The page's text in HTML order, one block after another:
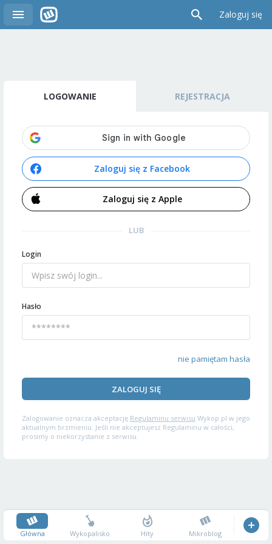
Zaloguj się
LOGOWANIE REJESTRACJA
Zaloguj się z Facebook
Zaloguj się z Apple
LUB
Login
Hasło
nie pamiętam hasła
ZALOGUJ SIĘ
Zalogowanie oznacza akceptację Regulaminu serwisu Wykop.pl w jego
aktualnym brzmieniu. Jeśli nie akceptujesz Regulaminu w całości,
prosimy o niekorzystanie z serwisu.
Główna Wykopalisko Hity Mikroblog